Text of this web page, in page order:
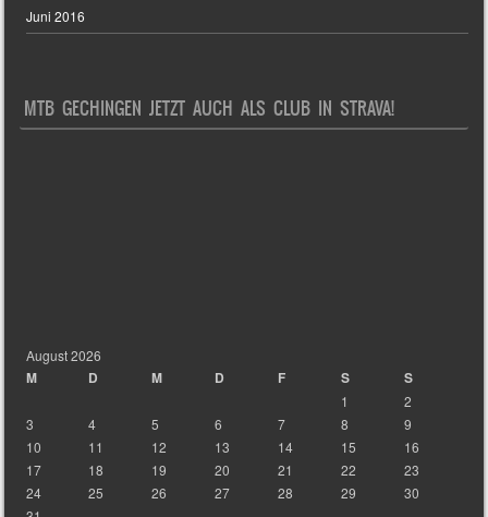
Juni 2016
MTB GECHINGEN JETZT AUCH ALS CLUB IN STRAVA!
August 2026
M D M D F S S
1
2
3
4 5 6 7 8
9
10
11 12 13 14 15
16
17
18 19 20 21 22
23
24
25 26 27 28 29
30